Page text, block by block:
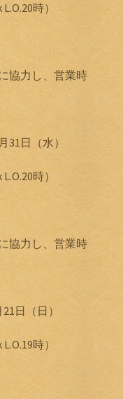
時）
協力し、営業時
31日（水）
時）
協力し、営業時
日（日）
時）